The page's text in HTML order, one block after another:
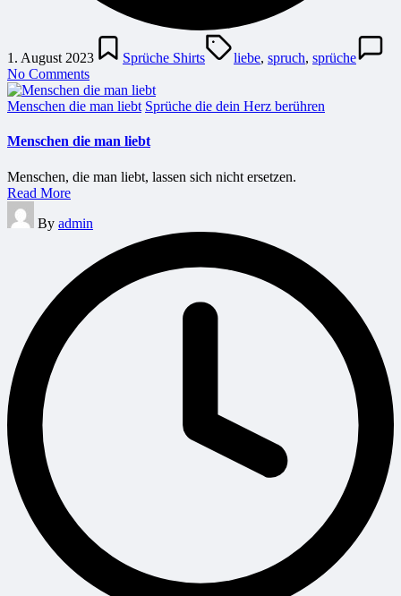
1. August 2023
Posted
in
Sprüche Shirts
Tags:
liebe, spruch, sprüche
No Comments
Posted
Menschen die man liebt Sprüche die dein Herz berühren
Menschen die man liebt
Menschen, die man liebt, lassen sich nicht ersetzen.
Read More
Posted
by
By admin